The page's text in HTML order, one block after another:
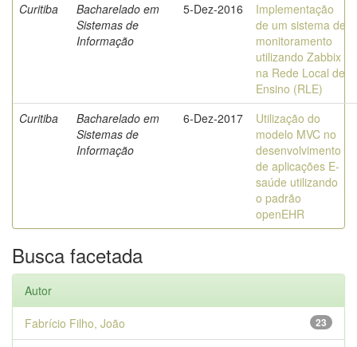
Curitiba
Bacharelado em
Sistemas de
Informação
5-Dez-2016
Implementação
de um sistema de
monitoramento
utilizando Zabbix
na Rede Local de
Ensino (RLE)
Curitiba
Bacharelado em
Sistemas de
Informação
6-Dez-2017
Utilização do
modelo MVC no
desenvolvimento
de aplicações E-
saúde utilizando
o padrão
openEHR
Busca facetada
Autor
23
Fabrício Filho, João